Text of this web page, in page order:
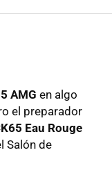
AMG en algo
el preparador
Eau Rouge
Salón de